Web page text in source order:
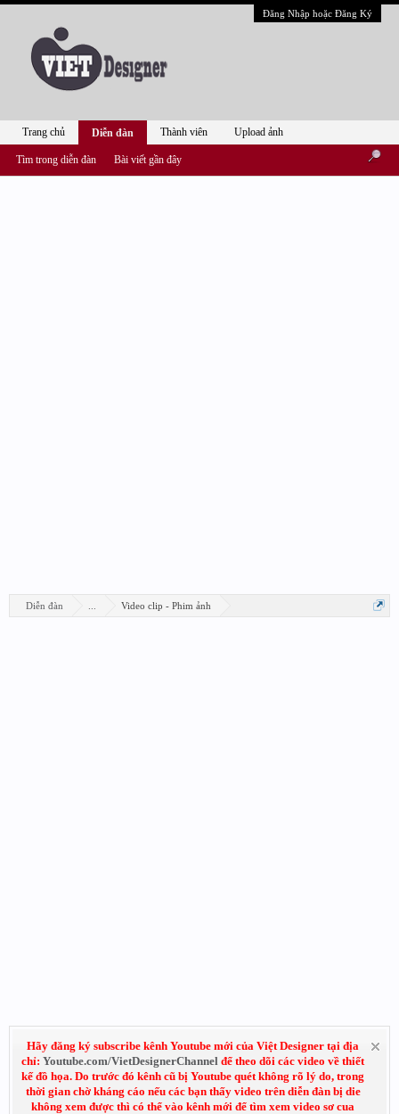
Đăng Nhập hoặc Đăng Ký
Diễn đàn Video clip - Phim ảnh
Hãy đăng ký subscribe kênh Youtube mới của Việt Designer tại địa
chỉ: Youtube.com/VietDesignerChannel để theo dõi các video về thiết
kế đồ họa. Do trước đó kênh cũ bị Youtube quét không rõ lý do, trong
thời gian chờ kháng cáo nếu các bạn thấy video trên diễn đàn bị die
không xem được thì có thể vào kênh mới để tìm xem video sơ cua
Trang chủ Diễn đàn
Tìm trong diễn đàn Bài viết gần đây
Thành viên Upload ảnh